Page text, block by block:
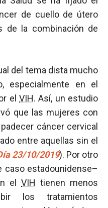
de cuello de útero
de la combinación de
del tema dista mucho
especialmente en el
el VIH. Así, un estudio
que las mujeres con
cáncer cervical
entre aquellas sin el
23/10/2019). Por otro
caso estadounidense–
el VIH tienen menos
los tratamientos